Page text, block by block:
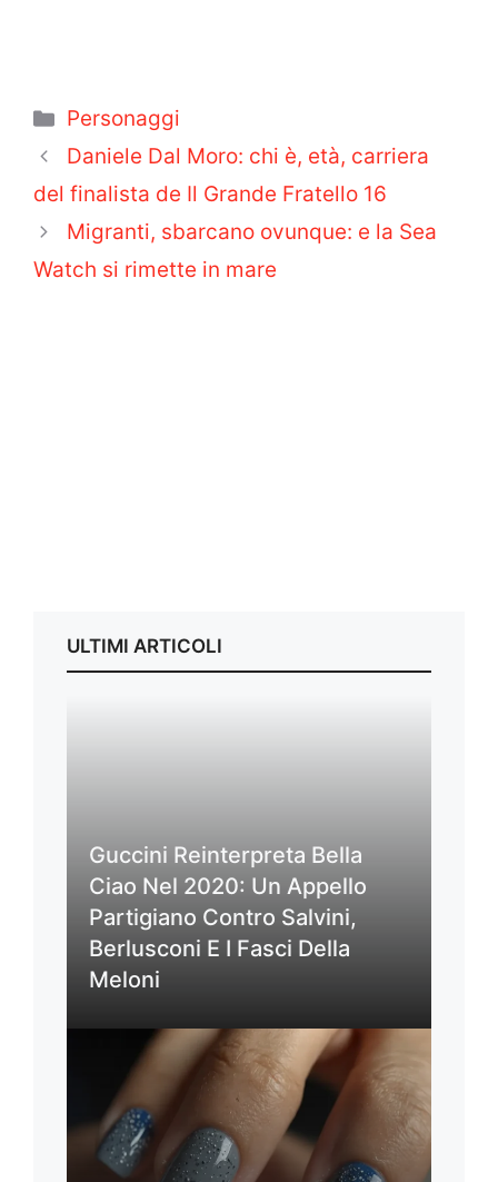
Categorie
Personaggi
Daniele Dal Moro: chi è, età, carriera
del finalista de Il Grande Fratello 16
Migranti, sbarcano ovunque: e la Sea
Watch si rimette in mare
ULTIMI ARTICOLI
Guccini Reinterpreta Bella
Ciao Nel 2020: Un Appello
Partigiano Contro Salvini,
Berlusconi E I Fasci Della
Meloni